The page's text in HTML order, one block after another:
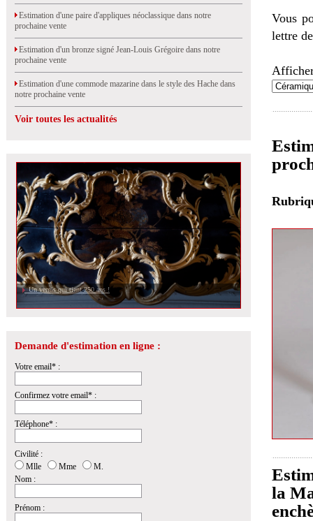
Estimation d'une paire d'appliques néoclassique dans notre
prochaine vente
Estimation d'un bronze signé Jean-Louis Grégoire dans notre
prochaine vente
Estimation d'une commode mazarine dans le style des Hache dans
notre prochaine vente
Voir toutes les actualités
Un vernis qui tient 250 ans !
Demande d'estimation en ligne :
Votre email* :
Confirmez votre email* :
Téléphone* :
Civilité :
Mlle
Mme
M.
Nom :
Prénom :
Vous
lettre
la